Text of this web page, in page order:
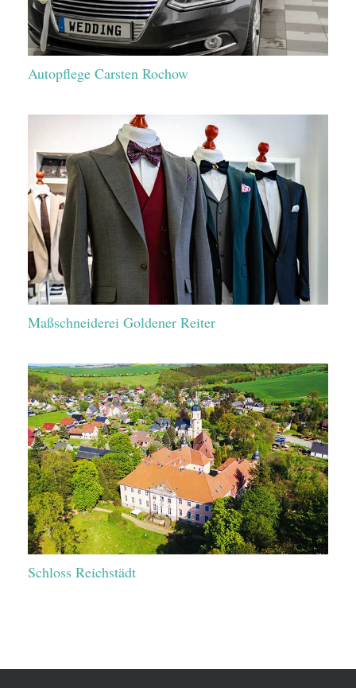
Autopflege Carsten Rochow
Maßschneiderei Goldener Reiter
Schloss Reichstädt